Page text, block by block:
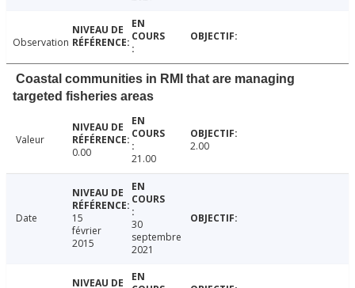
Observation
Coastal communities in RMI that are managing
targeted fisheries areas
Valeur
0.00
21.00
2.00
Date
15
février
2015
30
septembre
2021